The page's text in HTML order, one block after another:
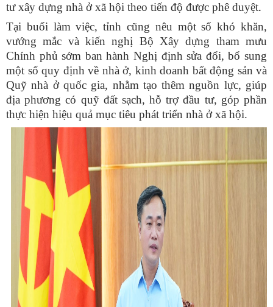
tư xây dựng nhà ở xã hội theo tiến độ được phê duyệt.
Tại buổi làm việc, tỉnh cũng nêu một số khó khăn,
vướng mắc và kiến nghị Bộ Xây dựng tham mưu
Chính phủ sớm ban hành Nghị định sửa đổi, bổ sung
một số quy định về nhà ở, kinh doanh bất động sản và
Quỹ nhà ở quốc gia, nhằm tạo thêm nguồn lực, giúp
địa phương có quỹ đất sạch, hỗ trợ đầu tư, góp phần
thực hiện hiệu quả mục tiêu phát triển nhà ở xã hội.